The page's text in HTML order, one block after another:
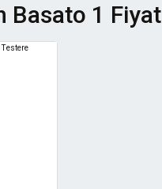
Basato 1 Fiyat